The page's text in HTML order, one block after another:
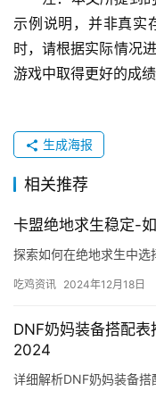
示例说明，并非真实
时，请根据实际情况
游戏中取得更好的成绩
生成海报
相关推荐
卡盟绝地求生稳定-
探索如何在绝地求生中选
吃鸡资讯 2024年12月18日
DNF奶妈装备搭配
2024
详细解析DNF奶妈装备搭